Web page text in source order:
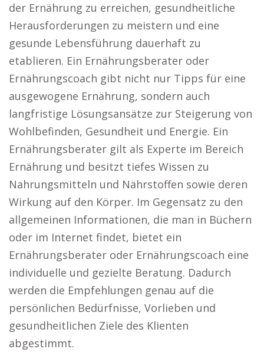
der Ernährung zu erreichen, gesundheitliche
Herausforderungen zu meistern und eine
gesunde Lebensführung dauerhaft zu
etablieren. Ein Ernährungsberater oder
Ernährungscoach gibt nicht nur Tipps für eine
ausgewogene Ernährung, sondern auch
langfristige Lösungsansätze zur Steigerung von
Wohlbefinden, Gesundheit und Energie. Ein
Ernährungsberater gilt als Experte im Bereich
Ernährung und besitzt tiefes Wissen zu
Nahrungsmitteln und Nährstoffen sowie deren
Wirkung auf den Körper. Im Gegensatz zu den
allgemeinen Informationen, die man in Büchern
oder im Internet findet, bietet ein
Ernährungsberater oder Ernährungscoach eine
individuelle und gezielte Beratung. Dadurch
werden die Empfehlungen genau auf die
persönlichen Bedürfnisse, Vorlieben und
gesundheitlichen Ziele des Klienten
abgestimmt.